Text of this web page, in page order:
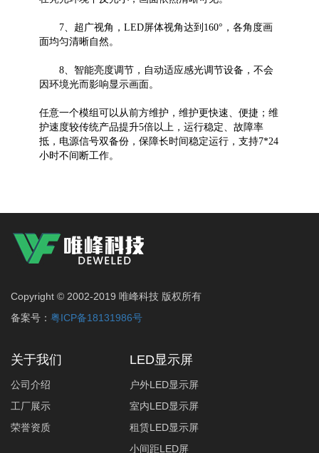
7、超广视角，LED屏体视角达到160°，各角度画
面均匀清晰自然。
8、智能亮度调节，自动适应感光调节设备，不会
因环境光而影响显示画面。
任意一个模组可以从前方维护，维护更快速、便捷；维
护速度较传统产品提升5倍以上，运行稳定、故障率
抵，电源信号双备份，保障长时间稳定运行，支持7*24
小时不间断工作。
Copyright © 2002-2019 唯峰科技 版权所有
备案号： 粤ICP备18131986号
关于我们
公司介绍
工厂展示
荣誉资质
LED显示屏
户外LED显示屏
室内LED显示屏
租赁LED显示屏
小间距LED屏